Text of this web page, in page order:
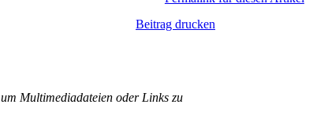
Beitrag drucken
um Multimediadateien oder Links zu